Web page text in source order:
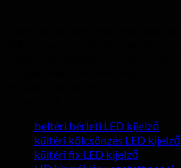
beltéri bérleti LED kijelző
kültéri kölcsönzés LED kijelző
kültéri fix LED kijelző